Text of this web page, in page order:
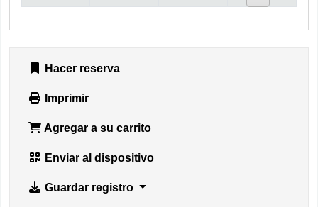
Hacer reserva
Imprimir
Agregar a su carrito
Enviar al dispositivo
Guardar registro